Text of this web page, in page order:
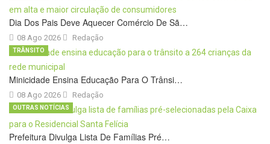
Dia Dos Pais Deve Aquecer Comércio De Sã…
08 Ago 2026 Redação
Minicidade Ensina Educação Para O Trânsi…
08 Ago 2026
TRÂNSITO
Redação
Prefeitura Divulga Lista De Famílias Pré…
OUTRAS NOTÍCIAS